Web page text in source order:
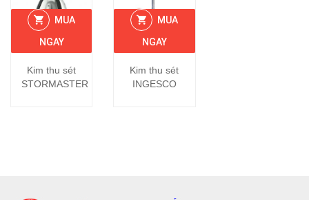
MUA
NGAY
Kim thu sét
STORMASTER
MUA
NGAY
Kim thu sét
INGESCO